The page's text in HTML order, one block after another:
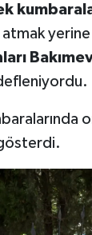
yerine
gösterdi.